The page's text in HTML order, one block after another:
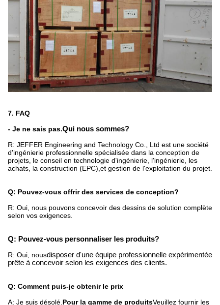
7. FAQ
- Je ne sais pas.Qui nous sommes?
R: JEFFER Engineering and Technology Co., Ltd est une société
d'ingénierie professionnelle spécialisée dans la conception de
projets, le conseil en technologie d'ingénierie, l'ingénierie, les
achats, la construction (EPC),et gestion de l'exploitation du projet.
Q: Pouvez-vous offrir des services de conception?
R: Oui, nous pouvons concevoir des dessins de solution complète
selon vos exigences.
Q: Pouvez-vous personnaliser les produits?
R: Oui, nousdisposer d'une équipe professionnelle expérimentée
prête à concevoir selon les exigences des clients.
Q: Comment puis-je obtenir le prix
A: Je suis désolé. Pour la gamme de produitsVeuillez fournir les